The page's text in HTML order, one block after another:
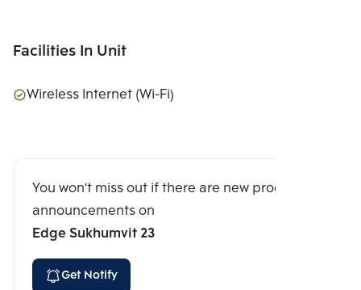
Facilities In Unit
Wireless Internet (Wi-Fi)
You won't miss out if there are new program
announcements on
Edge Sukhumvit 23
Get Notify